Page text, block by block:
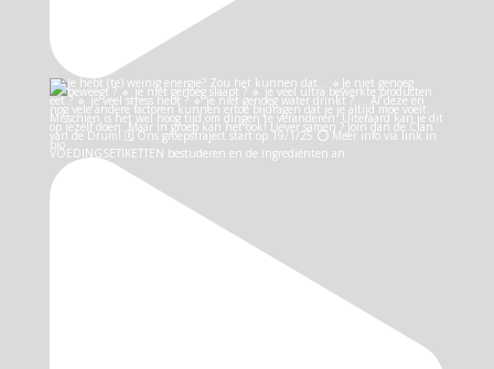
VOEDINGSETIKETTEN bestuderen en de ingrediënten an